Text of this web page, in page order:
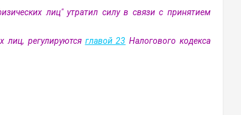
лиц" утратил силу в связи с принятием
лиц, регулируются главой 23 Налогового кодекса